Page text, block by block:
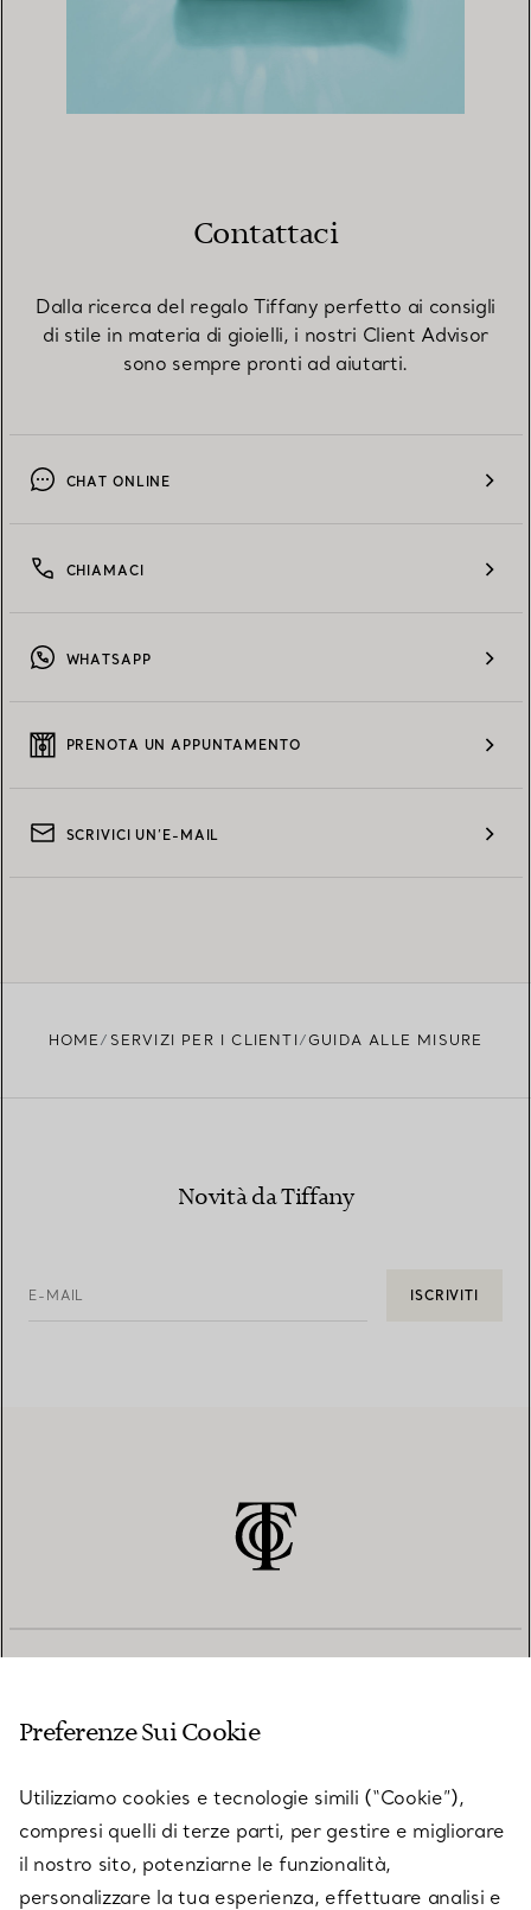
Contattaci
Dalla ricerca del regalo Tiffany perfetto ai consigli
di stile in materia di gioielli, i nostri Client Advisor
sono sempre pronti ad aiutarti.
CHAT ONLINE
CHIAMACI
WHATSAPP
PRENOTA UN APPUNTAMENTO
SCRIVICI UN’E-MAIL
HOME SERVIZI PER I CLIENTI GUIDA ALLE MISURE
Novità da Tiffany
E-MAIL ISCRIVITI
SU TIFFANY & CO.
Preferenze Sui Cookie
Utilizziamo cookies e tecnologie simili (“Cookie”),
compresi quelli di terze parti, per gestire e migliorare
il nostro sito, potenziarne le funzionalità,
personalizzare la tua esperienza, effettuare analisi e